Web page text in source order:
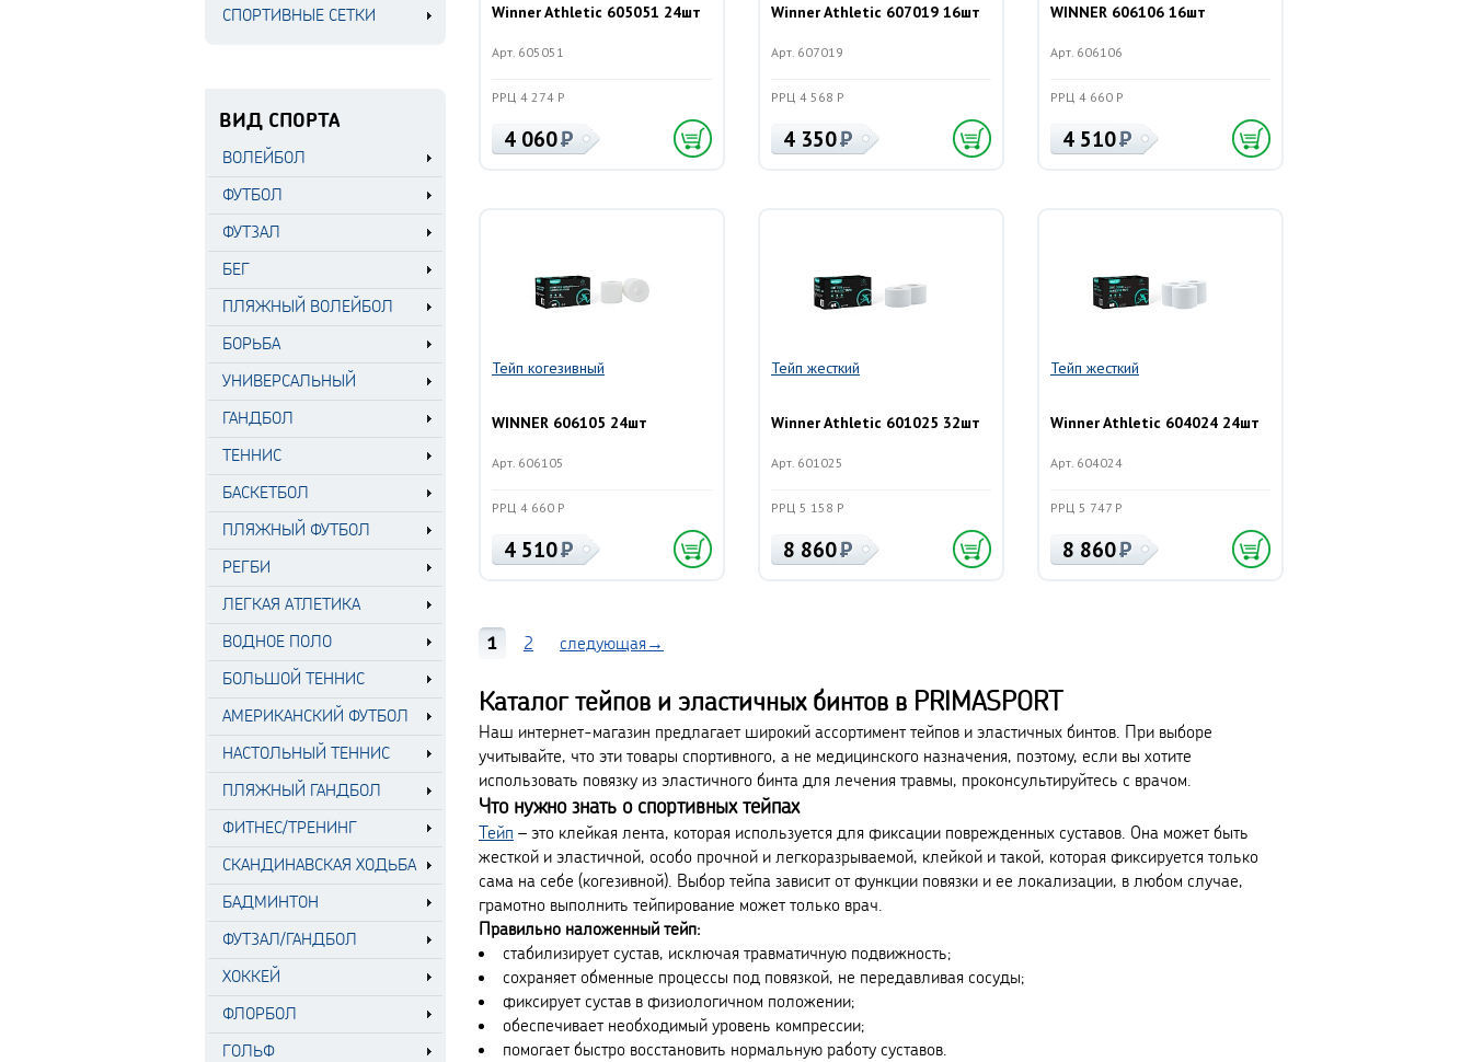
СПОРТИВНЫЕ СЕТКИ
ВИД СПОРТА
ВОЛЕЙБОЛ
ФУТБОЛ
ФУТЗАЛ
БЕГ
ПЛЯЖНЫЙ ВОЛЕЙБОЛ
БОРЬБА
УНИВЕРСАЛЬНЫЙ
ГАНДБОЛ
ТЕННИС
БАСКЕТБОЛ
ПЛЯЖНЫЙ ФУТБОЛ
РЕГБИ
ЛЕГКАЯ АТЛЕТИКА
ВОДНОЕ ПОЛО
БОЛЬШОЙ ТЕННИС
АМЕРИКАНСКИЙ ФУТБОЛ
НАСТОЛЬНЫЙ ТЕННИС
ПЛЯЖНЫЙ ГАНДБОЛ
ФИТНЕС/ТРЕНИНГ
СКАНДИНАВСКАЯ ХОДЬБА
БАДМИНТОН
ФУТЗАЛ/ГАНДБОЛ
ХОККЕЙ
ФЛОРБОЛ
ГОЛЬФ
Winner Athletic 605051 24шт
Арт. 605051
РРЦ 4 274 Р
4 060
Winner Athletic 607019 16шт
Арт. 607019
РРЦ 4 568 Р
4 350
WINNER 606106 16шт
Арт. 606106
РРЦ 4 660 Р
4 510
Тейп когезивный
WINNER 606105 24шт
Арт. 606105
РРЦ 4 660 Р
4 510
Тейп жесткий
Winner Athletic 601025 32шт
Арт. 601025
РРЦ 5 158 Р
8 860
Тейп жесткий
Winner Athletic 604024 24шт
Арт. 604024
РРЦ 5 747 Р
8 860
1 2 следующая→
Каталог тейпов и эластичных бинтов в PRIMASPORT
Наш интернет-магазин предлагает широкий ассортимент тейпов и эластичных бинтов. При выборе
учитывайте, что эти товары спортивного, а не медицинского назначения, поэтому, если вы хотите
использовать повязку из эластичного бинта для лечения травмы, проконсультируйтесь с врачом.
Что нужно знать о спортивных тейпах
Тейп – это клейкая лента, которая используется для фиксации поврежденных суставов. Она может быть
жесткой и эластичной, особо прочной и легкоразрываемой, клейкой и такой, которая фиксируется только
сама на себе (когезивной). Выбор тейпа зависит от функции повязки и ее локализации, в любом случае,
грамотно выполнить тейпирование может только врач.
Правильно наложенный тейп:
стабилизирует сустав, исключая травматичную подвижность;
сохраняет обменные процессы под повязкой, не передавливая сосуды;
фиксирует сустав в физиологичном положении;
обеспечивает необходимый уровень компрессии;
помогает быстро восстановить нормальную работу суставов.